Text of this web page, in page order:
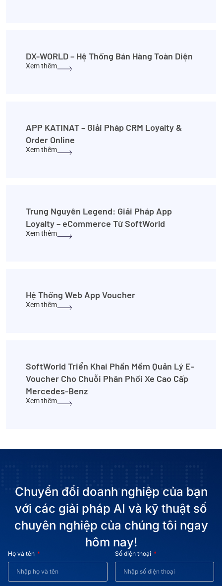
DX-WORLD – Hệ Thống Bán Hàng Toàn Diện
Xem thêm
APP KATINAT – Giải Pháp CRM Loyalty &
Order Online
Xem thêm
Trung Nguyên Legend: Giải Pháp App
Loyalty – eCommerce Từ SoftWorld
Xem thêm
Hệ Thống Web App Voucher
Xem thêm
SoftWorld Triển Khai Phần Mềm Quản Lý E-
Voucher Cho Chuỗi Phân Phối Xe Cao Cấp
Mercedes-Benz
Xem thêm
Chuyển đổi doanh nghiệp của bạn
với các giải pháp AI và kỹ thuật số
chuyên nghiệp của chúng tôi ngay
hôm nay!
Họ và tên Số điện thoại